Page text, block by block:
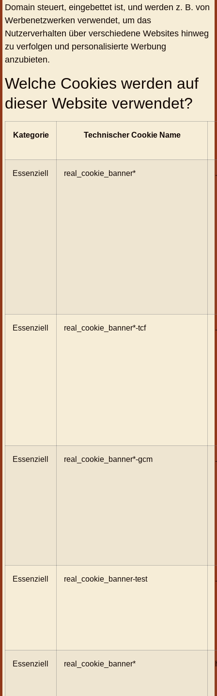
Domain steuert, eingebettet ist, und werden z. B. von
Werbenetzwerken verwendet, um das
Nutzerverhalten über verschiedene Websites hinweg
zu verfolgen und personalisierte Werbung
anzubieten.
Welche Cookies werden auf
dieser Website verwendet?
Kategorie Technischer Cookie Name
Essenziell real_cookie_banner*
Essenziell real_cookie_banner*-tcf
Essenziell real_cookie_banner*-gcm
Essenziell real_cookie_banner-test
Essenziell real_cookie_banner*